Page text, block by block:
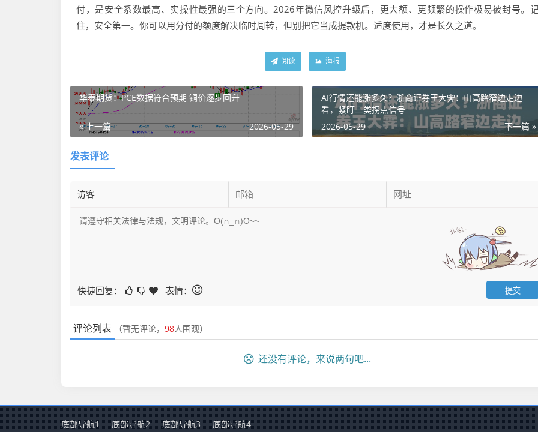
付，是安全系数最高、实操性最强的三个方向。2026年微信风控升级后，更大额、更频繁的操作极易被封号。
住，安全第一。你可以用分付的额度解决临时周转，但别把它当成提款机。适度使用，才是长久之道。
阅读 海报
华泰期货：PCE数据符合预期 铜价逐步回升
« 上一篇 2026-05-29
AI行情还能涨多久？浙商证券王大霁：山高路窄边走边
看，紧盯三类拐点信号
下一篇 »
2026-05-29
发表评论
快捷回复： 表情：
评论列表 （暂无评论， 98人围观）
还没有评论，来说两句吧...
底部导航1 底部导航2 底部导航3 底部导航4